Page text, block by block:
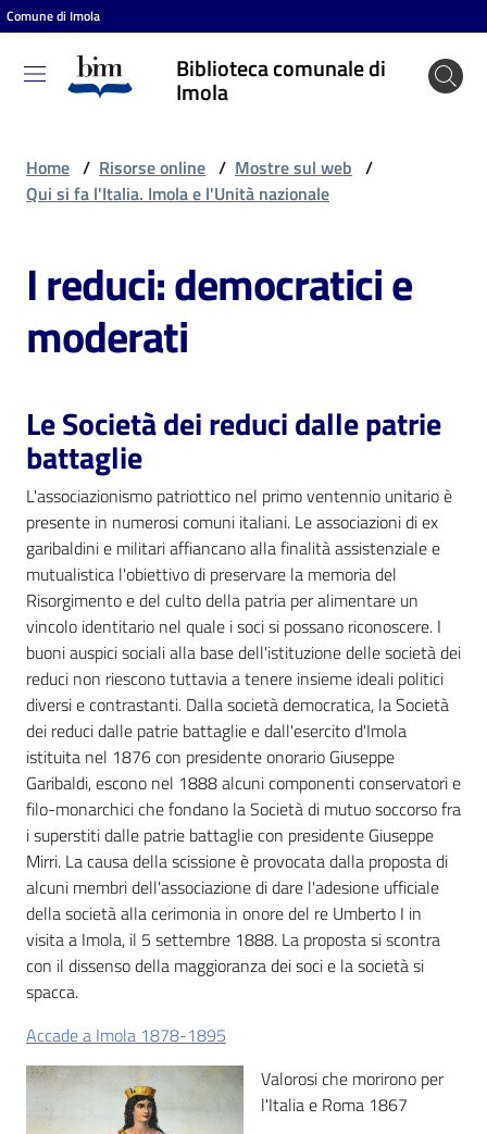
Vai al contenuto
Vai alla navigazione
Vai al footer
Comune di Imola
Biblioteca comunale di
Imola
Biblioteca
comunale
Cosa
puoi
Scopri
i
contenuti
Risorse
online
Casa
Piani
Archivio
storico
Decentrate
Patto
la
lettura
Home / Risorse online / Mostre sul web /
Qui si fa l'Italia. Imola e l'Unità nazionale
I reduci: democratici e
moderati
Le Società dei reduci dalle patrie
battaglie
L'associazionismo patriottico nel primo ventennio unitario è
presente in numerosi comuni italiani. Le associazioni di ex
garibaldini e militari affiancano alla finalità assistenziale e
mutualistica l'obiettivo di preservare la memoria del
Risorgimento e del culto della patria per alimentare un
vincolo identitario nel quale i soci si possano riconoscere. I
buoni auspici sociali alla base dell'istituzione delle società dei
reduci non riescono tuttavia a tenere insieme ideali politici
diversi e contrastanti. Dalla società democratica, la Società
dei reduci dalle patrie battaglie e dall'esercito d'Imola
istituita nel 1876 con presidente onorario Giuseppe
Garibaldi, escono nel 1888 alcuni componenti conservatori e
filo-monarchici che fondano la Società di mutuo soccorso fra
i superstiti dalle patrie battaglie con presidente Giuseppe
Mirri. La causa della scissione è provocata dalla proposta di
alcuni membri dell'associazione di dare l'adesione ufficiale
della società alla cerimonia in onore del re Umberto I in
visita a Imola, il 5 settembre 1888. La proposta si scontra
con il dissenso della maggioranza dei soci e la società si
spacca.
Accade a Imola 1878-1895
Valorosi che morirono per
l'Italia e Roma 1867